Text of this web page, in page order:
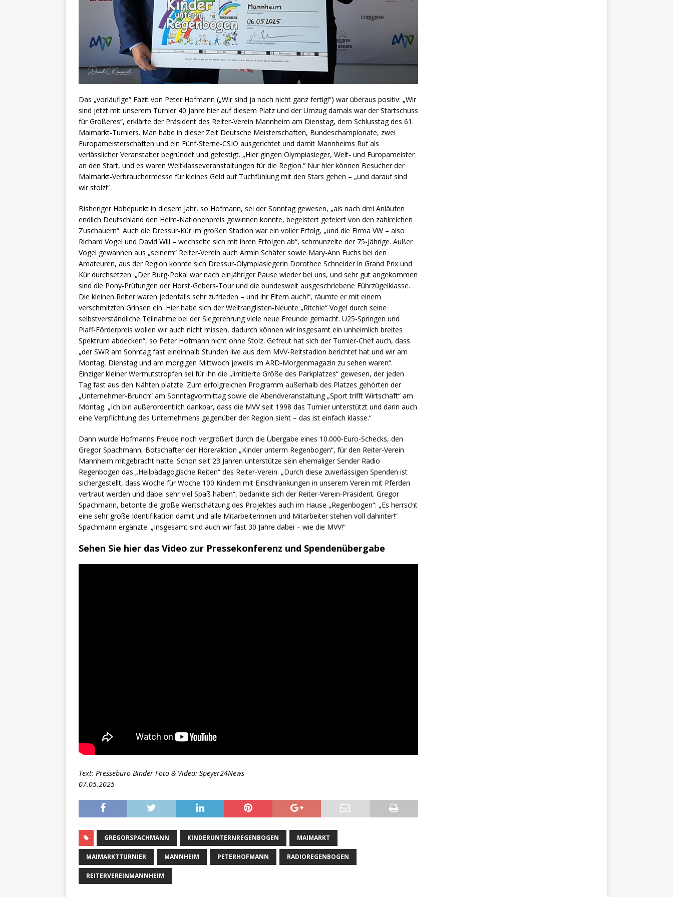
Das „vorläufige“ Fazit von Peter Hofmann („Wir sind ja noch nicht ganz fertig!“) war überaus positiv: „Wir
sind jetzt mit unserem Turnier 40 Jahre hier auf diesem Platz und der Umzug damals war der Startschuss
für Größeres“, erklärte der Präsident des Reiter-Verein Mannheim am Dienstag, dem Schlusstag des 61.
Maimarkt-Turniers. Man habe in dieser Zeit Deutsche Meisterschaften, Bundeschampionate, zwei
Europameisterschaften und ein Fünf-Sterne-CSIO ausgerichtet und damit Mannheims Ruf als
verlässlicher Veranstalter begründet und gefestigt. „Hier gingen Olympiasieger, Welt- und Europameister
an den Start, und es waren Weltklasseveranstaltungen für die Region.“ Nur hier können Besucher der
Maimarkt-Verbrauchermesse für kleines Geld auf Tuchfühlung mit den Stars gehen – „und darauf sind
wir stolz!“
Bisheriger Höhepunkt in diesem Jahr, so Hofmann, sei der Sonntag gewesen, „als nach drei Anläufen
endlich Deutschland den Heim-Nationenpreis gewinnen konnte, begeistert gefeiert von den zahlreichen
Zuschauern“. Auch die Dressur-Kür im großen Stadion war ein voller Erfolg, „und die Firma VW – also
Richard Vogel und David Will – wechselte sich mit ihren Erfolgen ab“, schmunzelte der 75-Jährige. Außer
Vogel gewannen aus „seinem“ Reiter-Verein auch Armin Schäfer sowie Mary-Ann Fuchs bei den
Amateuren, aus der Region konnte sich Dressur-Olympiasiegerin Dorothee Schneider in Grand Prix und
Kür durchsetzen. „Der Burg-Pokal war nach einjähriger Pause wieder bei uns, und sehr gut angekommen
sind die Pony-Prüfungen der Horst-Gebers-Tour und die bundesweit ausgeschriebene Führzügelklasse.
Die kleinen Reiter waren jedenfalls sehr zufrieden – und ihr Eltern auch!“, räumte er mit einem
verschmitzten Grinsen ein. Hier habe sich der Weltranglisten-Neunte „Ritchie“ Vogel durch seine
selbstverständliche Teilnahme bei der Siegerehrung viele neue Freunde gemacht. U25-Springen und
Piaff-Förderpreis wollen wir auch nicht missen, dadurch können wir insgesamt ein unheimlich breites
Spektrum abdecken“, so Peter Hofmann nicht ohne Stolz. Gefreut hat sich der Turnier-Chef auch, dass
„der SWR am Sonntag fast eineinhalb Stunden live aus dem MVV-Reitstadion berichtet hat und wir am
Montag, Dienstag und am morgigen Mittwoch jeweils im ARD-Morgenmagazin zu sehen waren“.
Einziger kleiner Wermutstropfen sei für ihn die „limitierte Größe des Parkplatzes“ gewesen, der jeden
Tag fast aus den Nähten platzte. Zum erfolgreichen Programm außerhalb des Platzes gehörten der
„Unternehmer-Brunch“ am Sonntagvormittag sowie die Abendveranstaltung „Sport trifft Wirtschaft“ am
Montag. „Ich bin außerordentlich dankbar, dass die MVV seit 1998 das Turnier unterstützt und darin auch
eine Verpflichtung des Unternehmens gegenüber der Region sieht – das ist einfach klasse.“
Dann wurde Hofmanns Freude noch vergrößert durch die Übergabe eines 10.000-Euro-Schecks, den
Gregor Spachmann, Botschafter der Höreraktion „Kinder unterm Regenbogen“, für den Reiter-Verein
Mannheim mitgebracht hatte. Schon seit 23 Jahren unterstütze sein ehemaliger Sender Radio
Regenbogen das „Heilpädagogische Reiten“ des Reiter-Verein. „Durch diese zuverlässigen Spenden ist
sichergestellt, dass Woche für Woche 100 Kindern mit Einschränkungen in unserem Verein mit Pferden
vertraut werden und dabei sehr viel Spaß haben“, bedankte sich der Reiter-Verein-Präsident. Gregor
Spachmann, betonte die große Wertschätzung des Projektes auch im Hause „Regenbogen“: „Es herrscht
eine sehr große Identifikation damit und alle Mitarbeiterinnen und Mitarbeiter stehen voll dahinter!“
Spachmann ergänzte: „Insgesamt sind auch wir fast 30 Jahre dabei – wie die MVV!“
Sehen Sie hier das Video zur Pressekonferenz und Spendenübergabe
Text: Pressebüro Binder Foto & Video: Speyer24News
07.05.2025
GREGORSPACHMANN KINDERUNTERNREGENBOGEN MAIMARKT
MAIMARKTTURNIER MANNHEIM PETERHOFMANN RADIOREGENBOGEN
REITERVEREINMANNHEIM